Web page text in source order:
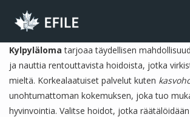
CONNECT
JOIN NOW
MEMBER LOGIN
FRANÇAIS
MAIN MENU
Kylpyläloma tarjoaa täydellisen
ja nauttia rentouttavista hoidoista, jotka
mieltä. Korkealaatuiset palvelut kuten
unohtumattoman kokemuksen, joka tuo
hyvinvointia. Valitse hoidot, jotka